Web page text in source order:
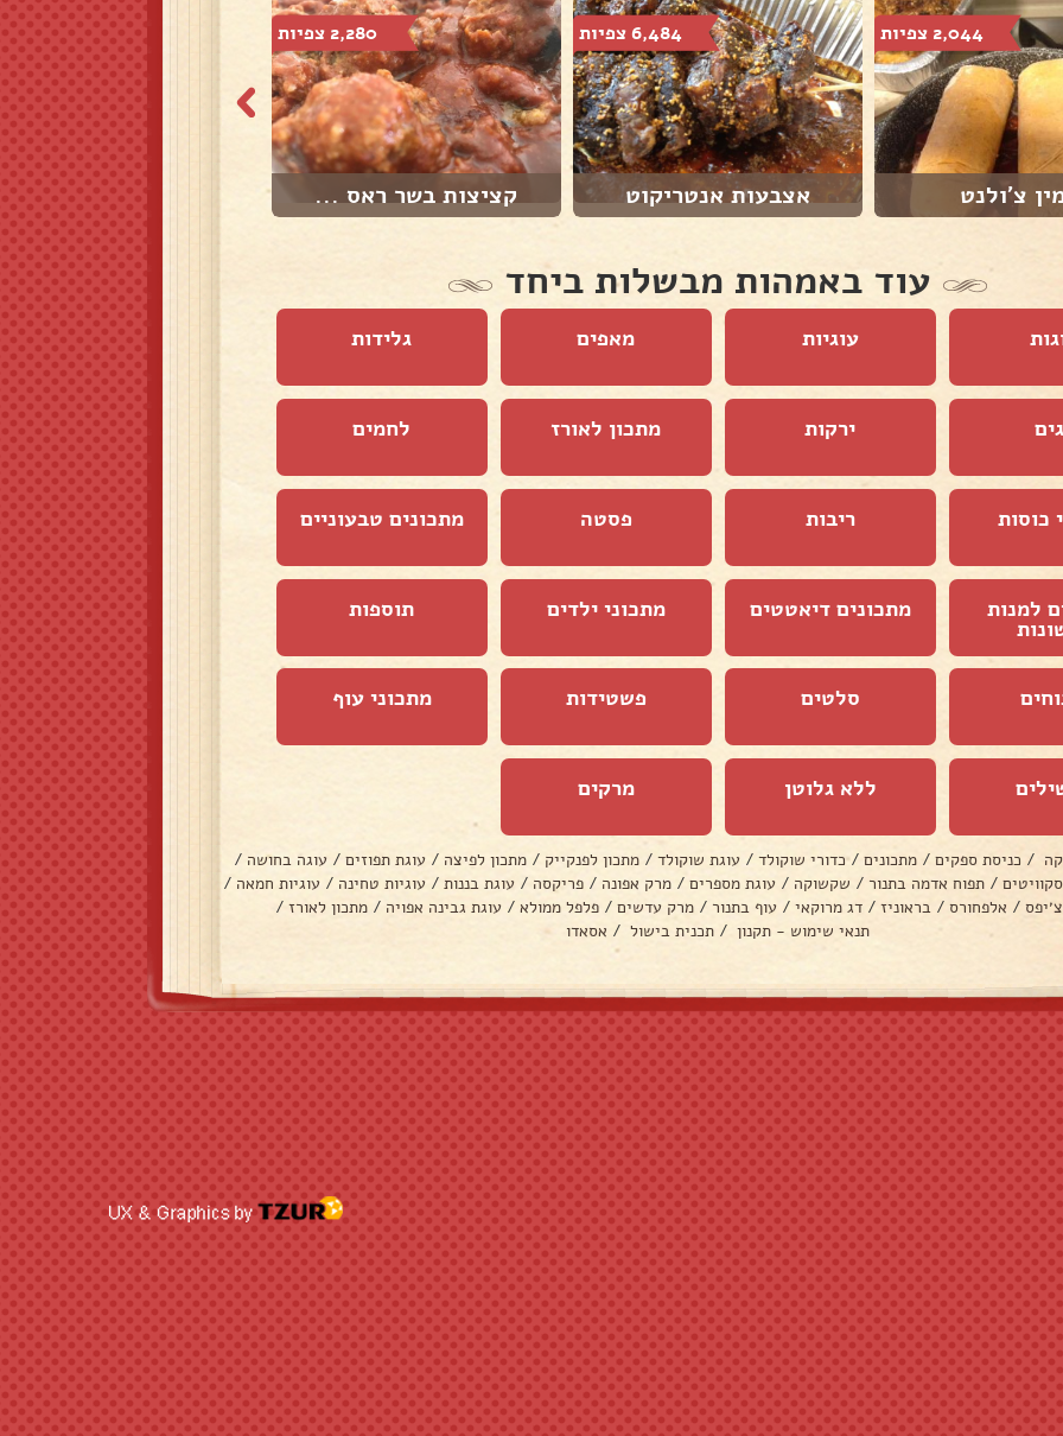
2,044 צפיות
צ'ולנט
6,484 צפיות
אצבעות אנטריקוט
2,280 צפיות
קציצות בשר ראס ...
עוד באמהות מבשלות ביחד
עוגיות מאפים גלידות
ירקות מתכון לאורז לחמים
כוסות ריבות פסטה מתכונים טבעוניים
למנות מתכונים דיאטטים מתכוני ילדים תוספות
סלטים פשטידות מתכוני עוף
ללא גלוטן מרקים
/ כניסת ספקים / מתכונים / כדורי שוקולד / עוגת שוקולד / מתכון לפנקייק / מתכון לפיצה / עוגת תפוזים / עוגה בחושה /
/ תפוח אדמה בתנור / שקשוקה / עוגת מספרים / מרק אפונה / פריקסה / עוגת בננות / עוגיות טחינה / עוגיות חמאה /
/ אלפחורס / בראוניז / דג מרוקאי / עוף בתנור / מרק עדשים / פלפל ממולא / עוגת גבינה אפויה / מתכון לאורז /
תנאי שימוש - תקנון / תכנית בישול / אסאדו